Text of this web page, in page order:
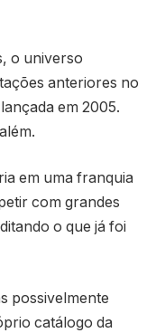
o universo
anteriores no
em 2005.
em uma franquia
com grandes
o que já foi
possivelmente
catálogo da